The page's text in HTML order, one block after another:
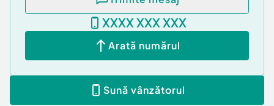
XXXX XXX XXX
Arată numărul
Sună vânzătorul